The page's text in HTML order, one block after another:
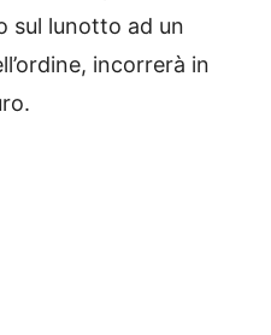
sul lunotto ad un
incorrerà in